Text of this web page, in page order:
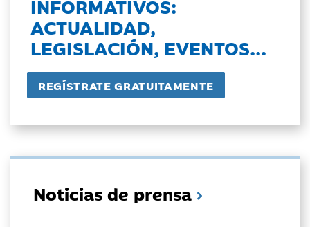
INFORMATIVOS:
ACTUALIDAD,
LEGISLACIÓN, EVENTOS...
Noticias de prensa